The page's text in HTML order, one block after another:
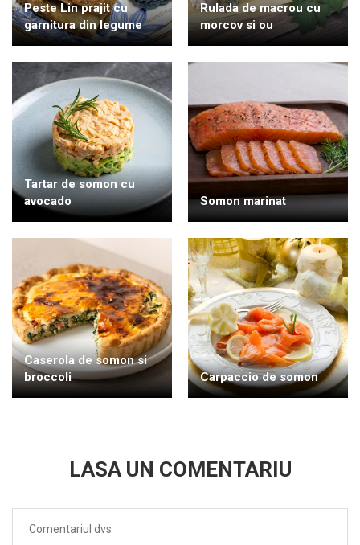
Peste Lin prajit cu
garnitura din legume
Rulada de macrou cu
morcov si ou
Tartar de somon cu
avocado
Somon marinat
Caserola de somon si
broccoli
Carpaccio de somon
LASA UN COMENTARIU